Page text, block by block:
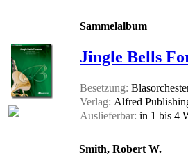
Sammelalbum
Jingle Bells
Besetzung:
Verlag: Alfred
Auslieferbar: in 1 bis 4
Smith, Robert W.